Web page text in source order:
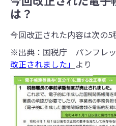
は？
今回改正された内容は次の5
※出典：国税庁 パンフレ
改正されました」 より